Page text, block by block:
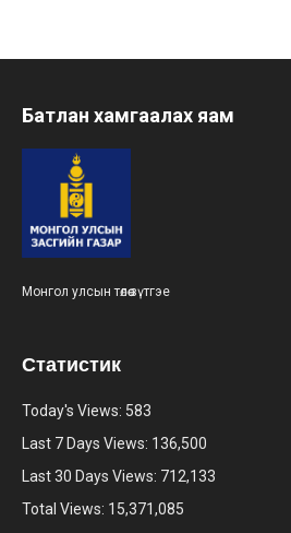
Батлан хамгаалах яам
Монгол улсын төлөө зүтгэе
Статистик
Today's Views: 583
Last 7 Days Views: 136,500
Last 30 Days Views: 712,133
Total Views: 15,371,085